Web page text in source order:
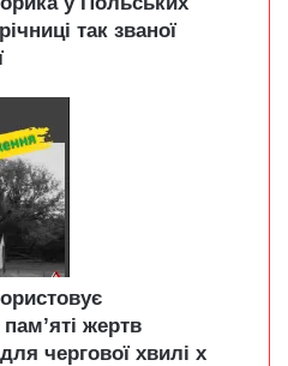
так званої
жертв
чергової хвилі х